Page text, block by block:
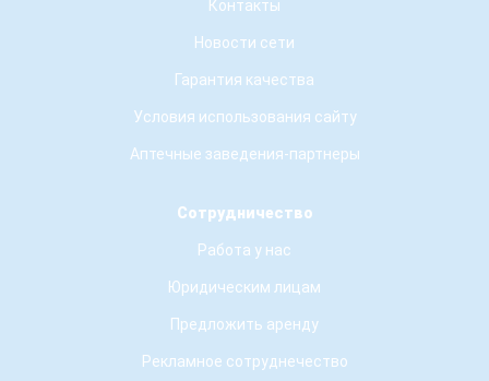
Контакты
Новости сети
Гарантия качества
Условия использования сайту
Аптечные заведения-партнеры
Сотрудничество
Работа у нас
Юридическим лицам
Предложить аренду
Рекламное сотруднечество